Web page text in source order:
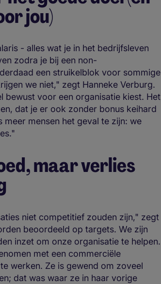
jou)
- alles wat je in het bedrijfsleven
zodra je bij een non-
een struikelblok voor sommige
we niet," zegt Hanneke Verburg.
bewust voor een organisatie kiest. Het
dat je er ook zonder bonus keihard
mensen het geval te zijn: we
maar verlies
niet competitief zouden zijn," zegt
beoordeeld op targets. We zijn
inzet om onze organisatie te helpen.
met een commerciële
werken. Ze is gewend om zoveel
dat was waar ze in haar vorige